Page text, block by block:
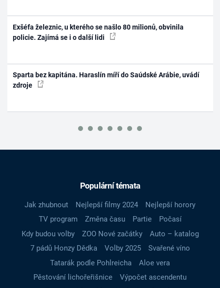
Exšéfa železnic, u kterého se našlo 80 milionů, obvinila
policie. Zajímá se i o další lidi
Sparta bez kapitána. Haraslín míří do Saúdské Arábie, uvádí
zdroje
Populární témata
Jak zhubnout Nejlepší filmy 2024
Nejlepší horory
TV program
Změna času Partie
Počasí
Kdy budou volby
ZOO Nové začátky
Auto – katalog
7 pádů Honzy Dědka
Volby 2025
Svařené víno
Tatarák podle Pohlreicha
Aloe vera
Pěstování lichořeřišnice
Výpočet ascendentu